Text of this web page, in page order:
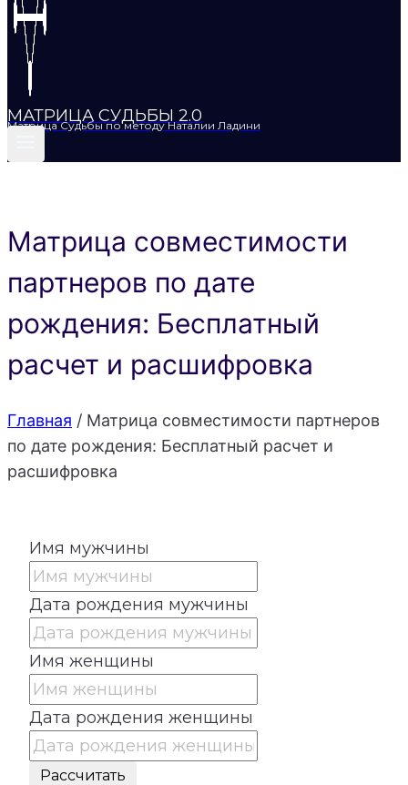
МАТРИЦА СУДЬБЫ 2.0
Матрица Судьбы по методу Наталии Ладини
Матрица совместимости
партнеров по дате
рождения: Бесплатный
расчет и расшифровка
Главная / Матрица совместимости партнеров
по дате рождения: Бесплатный расчет и
расшифровка
Имя мужчины
Дата рождения мужчины
Имя женщины
Дата рождения женщины
Рассчитать